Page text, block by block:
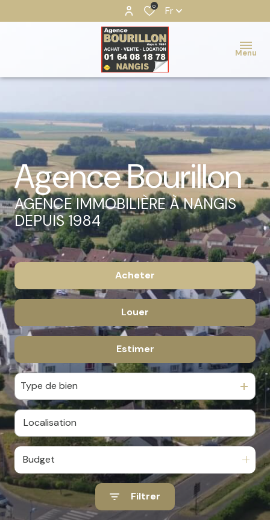
0 Fr
Menu
Agence Bourillon
AGENCE IMMOBILIÈRE À NANGIS
DEPUIS 1984
Acheter
De l'immo pro
Louer
Estimer
Type de bien
Budget
Filtrer